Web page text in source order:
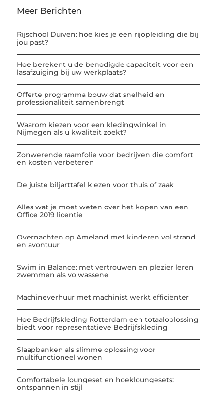
Meer Berichten
Rijschool Duiven: hoe kies je een rijopleiding die bij
jou past?
Hoe berekent u de benodigde capaciteit voor een
lasafzuiging bij uw werkplaats?
Offerte programma bouw dat snelheid en
professionaliteit samenbrengt
Waarom kiezen voor een kledingwinkel in
Nijmegen als u kwaliteit zoekt?
Zonwerende raamfolie voor bedrijven die comfort
en kosten verbeteren
De juiste biljarttafel kiezen voor thuis of zaak
Alles wat je moet weten over het kopen van een
Office 2019 licentie
Overnachten op Ameland met kinderen vol strand
en avontuur
Swim in Balance: met vertrouwen en plezier leren
zwemmen als volwassene
Machineverhuur met machinist werkt efficiënter
Hoe Bedrijfskleding Rotterdam een totaaloplossing
biedt voor representatieve Bedrijfskleding
Slaapbanken als slimme oplossing voor
multifunctioneel wonen
Comfortabele loungeset en hoekloungesets:
ontspannen in stijl